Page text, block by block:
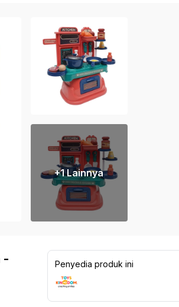
+1Lainnya
-
Penyedia produk ini